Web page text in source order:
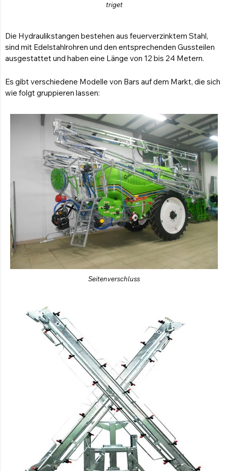
triget
Die Hydraulikstangen bestehen aus feuerverzinktem Stahl,
sind mit Edelstahlrohren und den entsprechenden Gussteilen
ausgestattet und haben eine Länge von 12 bis 24 Metern.
Es gibt verschiedene Modelle von Bars auf dem Markt, die sich
wie folgt gruppieren lassen:
Seitenverschluss